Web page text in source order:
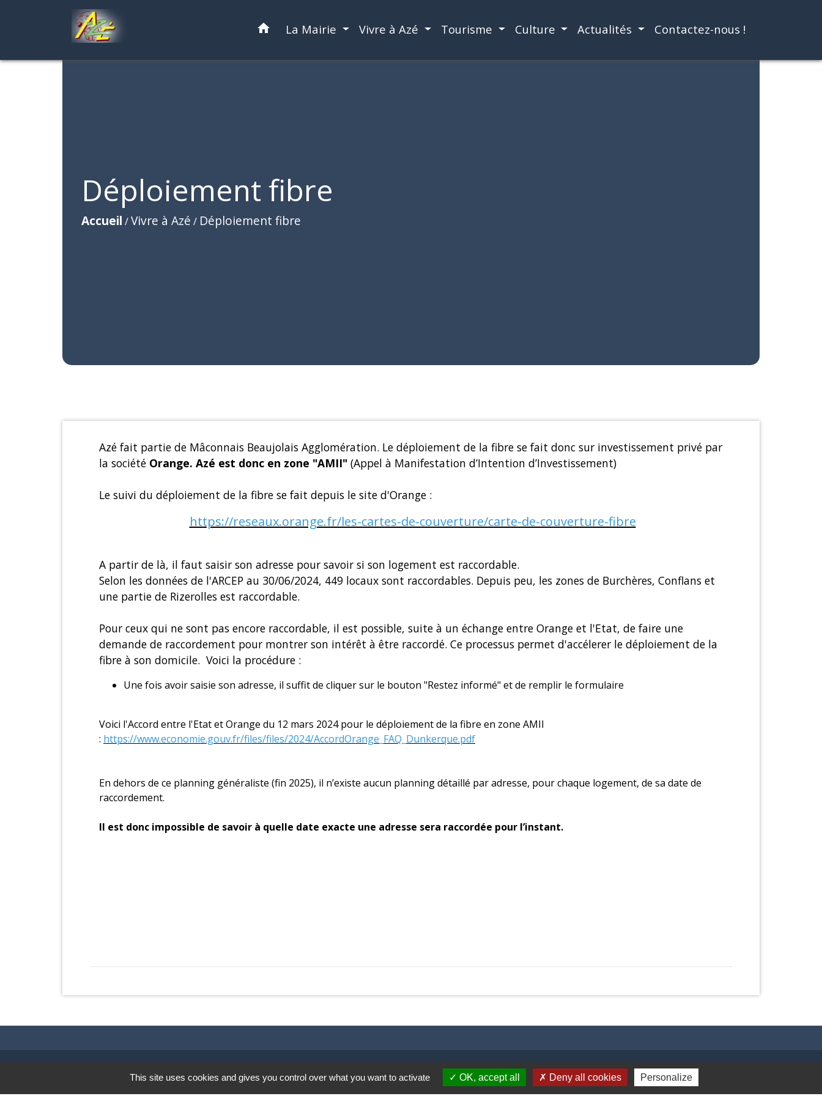
home La Mairie Vivre à Azé Tourisme Culture Actualités Contactez-nous !
Déploiement fibre
Accueil /Vivre à Azé / Déploiement fibre
Azé fait partie de Mâconnais Beaujolais Agglomération. Le déploiement de la fibre se fait donc sur investissement privé par
la société Orange. Azé est donc en zone "AMII" (Appel à Manifestation d’Intention d’Investissement)
Le suivi du déploiement de la fibre se fait depuis le site d'Orange :
https://reseaux.orange.fr/les-cartes-de-couverture/carte-de-couverture-fibre
A partir de là, il faut saisir son adresse pour savoir si son logement est raccordable.
Selon les données de l'ARCEP au 30/06/2024, 449 locaux sont raccordables. Depuis peu, les zones de Burchères, Conflans et
une partie de Rizerolles est raccordable.
Pour ceux qui ne sont pas encore raccordable, il est possible, suite à un échange entre Orange et l'Etat, de faire une
demande de raccordement pour montrer son intérêt à être raccordé. Ce processus permet d'accélerer le déploiement de la
fibre à son domicile. Voici la procédure :
Une fois avoir saisie son adresse, il suffit de cliquer sur le bouton "Restez informé" et de remplir le formulaire
Voici l'Accord entre l'Etat et Orange du 12 mars 2024 pour le déploiement de la fibre en zone AMII
: https://www.economie.gouv.fr/files/files/2024/AccordOrange_FAQ_Dunkerque.pdf
En dehors de ce planning généraliste (fin 2025), il n’existe aucun planning détaillé par adresse, pour chaque logement, de sa date de
raccordement.
Il est donc impossible de savoir à quelle date exacte une adresse sera raccordée pour l’instant.
Contacts & Horaires Liens
This site uses cookies and gives you control over what you want to activate OK, accept all Deny all cookies Personalize